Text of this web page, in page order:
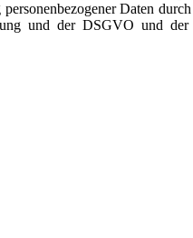
Daten
und der DSGVO und